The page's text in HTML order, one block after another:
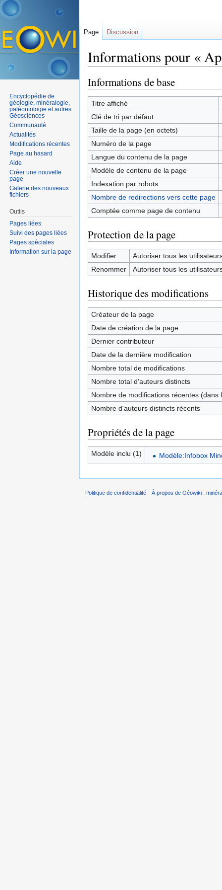
Informations pour «
Informations de base
Titre affiché
Clé de tri par défaut
Taille de la page (en octets)
Numéro de la page
Langue du contenu de la page
Modèle de contenu de la page
Indexation par robots
Nombre de redirections vers cette page
Comptée comme page de contenu
Protection de la page
Modifier
Autoriser tous les
Renommer
Autoriser tous les
Historique des modifications
Créateur de la page
Date de création de la page
Dernier contributeur
Date de la dernière modification
Nombre total de modifications
Nombre total d'auteurs distincts
Nombre de modifications récentes (dans
Nombre d'auteurs distincts récents
Propriétés de la page
Modèle inclu (1) Modèle:Infobox
Page Discussion
Encyclopédie de
géologie, minéralogie,
paléontologie et autres
Géosciences
Communauté
Actualités
Modifications récentes
Page au hasard
Aide
Créer une nouvelle
page
Galerie des nouveaux
fichiers
Outils
Pages liées
Suivi des pages liées
Pages spéciales
Information sur la page
Politique de confidentialité À propos de Géowiki :